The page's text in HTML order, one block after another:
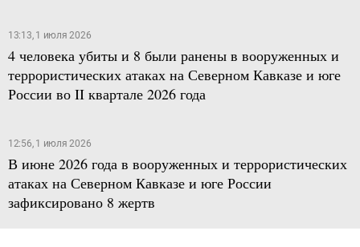
13:13, 1 июля 2026
4 человека убиты и 8 были ранены в вооруженных и
террористических атаках на Северном Кавказе и юге
России во II квартале 2026 года
12:56, 1 июля 2026
В июне 2026 года в вооруженных и террористических
атаках на Северном Кавказе и юге России
зафиксировано 8 жертв